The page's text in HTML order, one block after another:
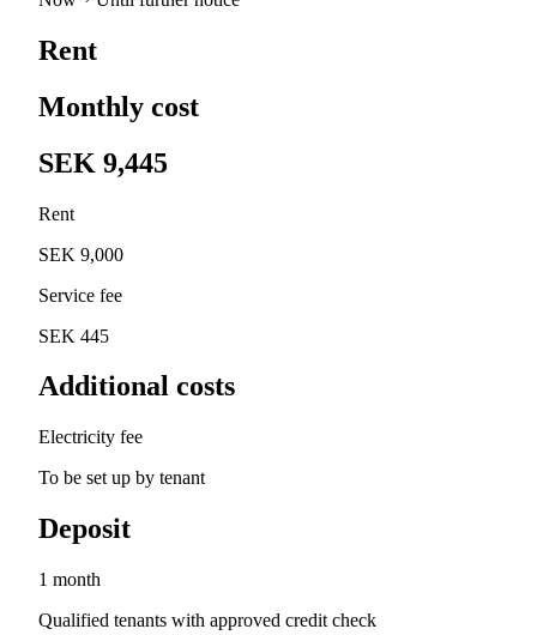
Rent
Monthly cost
SEK 9,445
Rent
SEK 9,000
Service fee
SEK 445
Additional costs
Electricity fee
To be set up by tenant
Deposit
1 month
Qualified tenants with approved credit check